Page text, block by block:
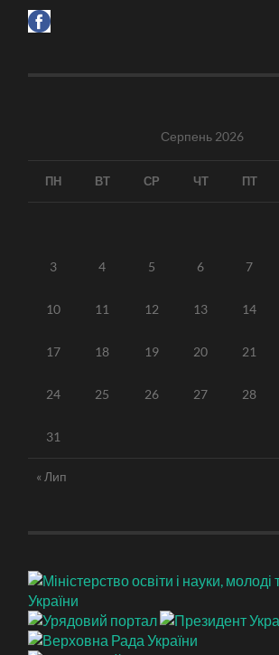
Серпень 2026
ПН ВТ СР ЧТ ПТ
3 4 5 6 7
10 11 12 13 14
17 18 19 20 21
24 25 26 27 28
31
« Лип